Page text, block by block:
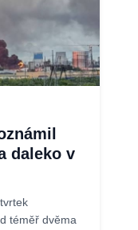
daleko v
téměř dvěma